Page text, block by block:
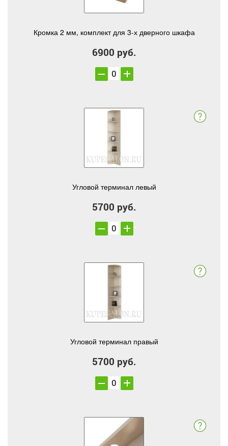
Кромка 2 мм, комплект для 3-х дверного шкафа
6900 руб.
Угловой терминал левый
5700 руб.
Угловой терминал правый
5700 руб.